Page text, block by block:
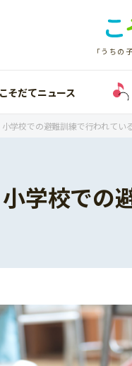
「うちの
こそだてニュース
小学校での避難訓練で行われてい
小学校での